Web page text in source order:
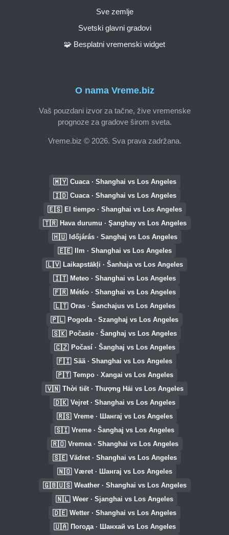
O nama Vreme.biz
Vaš pouzdani izvor za tačne, žive vremenske
prognoze za gradove širom sveta.
Vreme.biz © 2026. Sva prava zadržana.
Sve zemlje
Svetski glavni gradovi
🧩 Besplatni vremenski widget
🇲🇾 Cuaca · Shanghai vs Los Angeles
🇮🇩 Cuaca · Shanghai vs Los Angeles
🇪🇸 El tiempo · Shanghai vs Los Angeles
🇹🇷 Hava durumu · Şanghay vs Los Angeles
🇭🇺 Időjárás · Sanghaj vs Los Angeles
🇪🇪 Ilm · Shanghai vs Los Angeles
🇱🇻 Laikapstākļi · Šanhaja vs Los Angeles
🇮🇹 Meteo · Shanghai vs Los Angeles
🇫🇷 Météo · Shanghai vs Los Angeles
🇱🇹 Oras · Šanchajus vs Los Angeles
🇵🇱 Pogoda · Szanghaj vs Los Angeles
🇸🇰 Počasie · Šanghaj vs Los Angeles
🇨🇿 Počasí · Šanghaj vs Los Angeles
🇫🇮 Sää · Shanghai vs Los Angeles
🇵🇹 Tempo · Xangai vs Los Angeles
🇻🇳 Thời tiết · Thượng Hải vs Los Angeles
🇩🇰 Vejret · Shanghai vs Los Angeles
🇷🇸 Vreme · Шангај vs Los Angeles
🇸🇮 Vreme · Šanghaj vs Los Angeles
🇷🇴 Vremea · Shanghai vs Los Angeles
🇸🇪 Vädret · Shanghai vs Los Angeles
🇳🇴 Været · Шангај vs Los Angeles
🇬🇧🇺🇸 Weather · Shanghai vs Los Angeles
🇳🇱 Weer · Sjanghai vs Los Angeles
🇩🇪 Wetter · Shanghai vs Los Angeles
🇺🇦 Погода · Шанхай vs Los Angeles